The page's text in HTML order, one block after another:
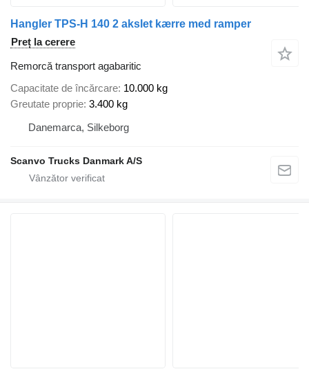
Hangler TPS-H 140 2 akslet kærre med ramper
Preț la cerere
Remorcă transport agabaritic
Capacitate de încărcare 10.000 kg
Greutate proprie 3.400 kg
Danemarca, Silkeborg
Scanvo Trucks Danmark A/S